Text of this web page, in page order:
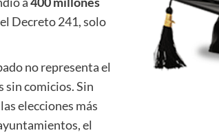
Decreto 241, solo
no representa el
sin comicios. Sin
elecciones más
el